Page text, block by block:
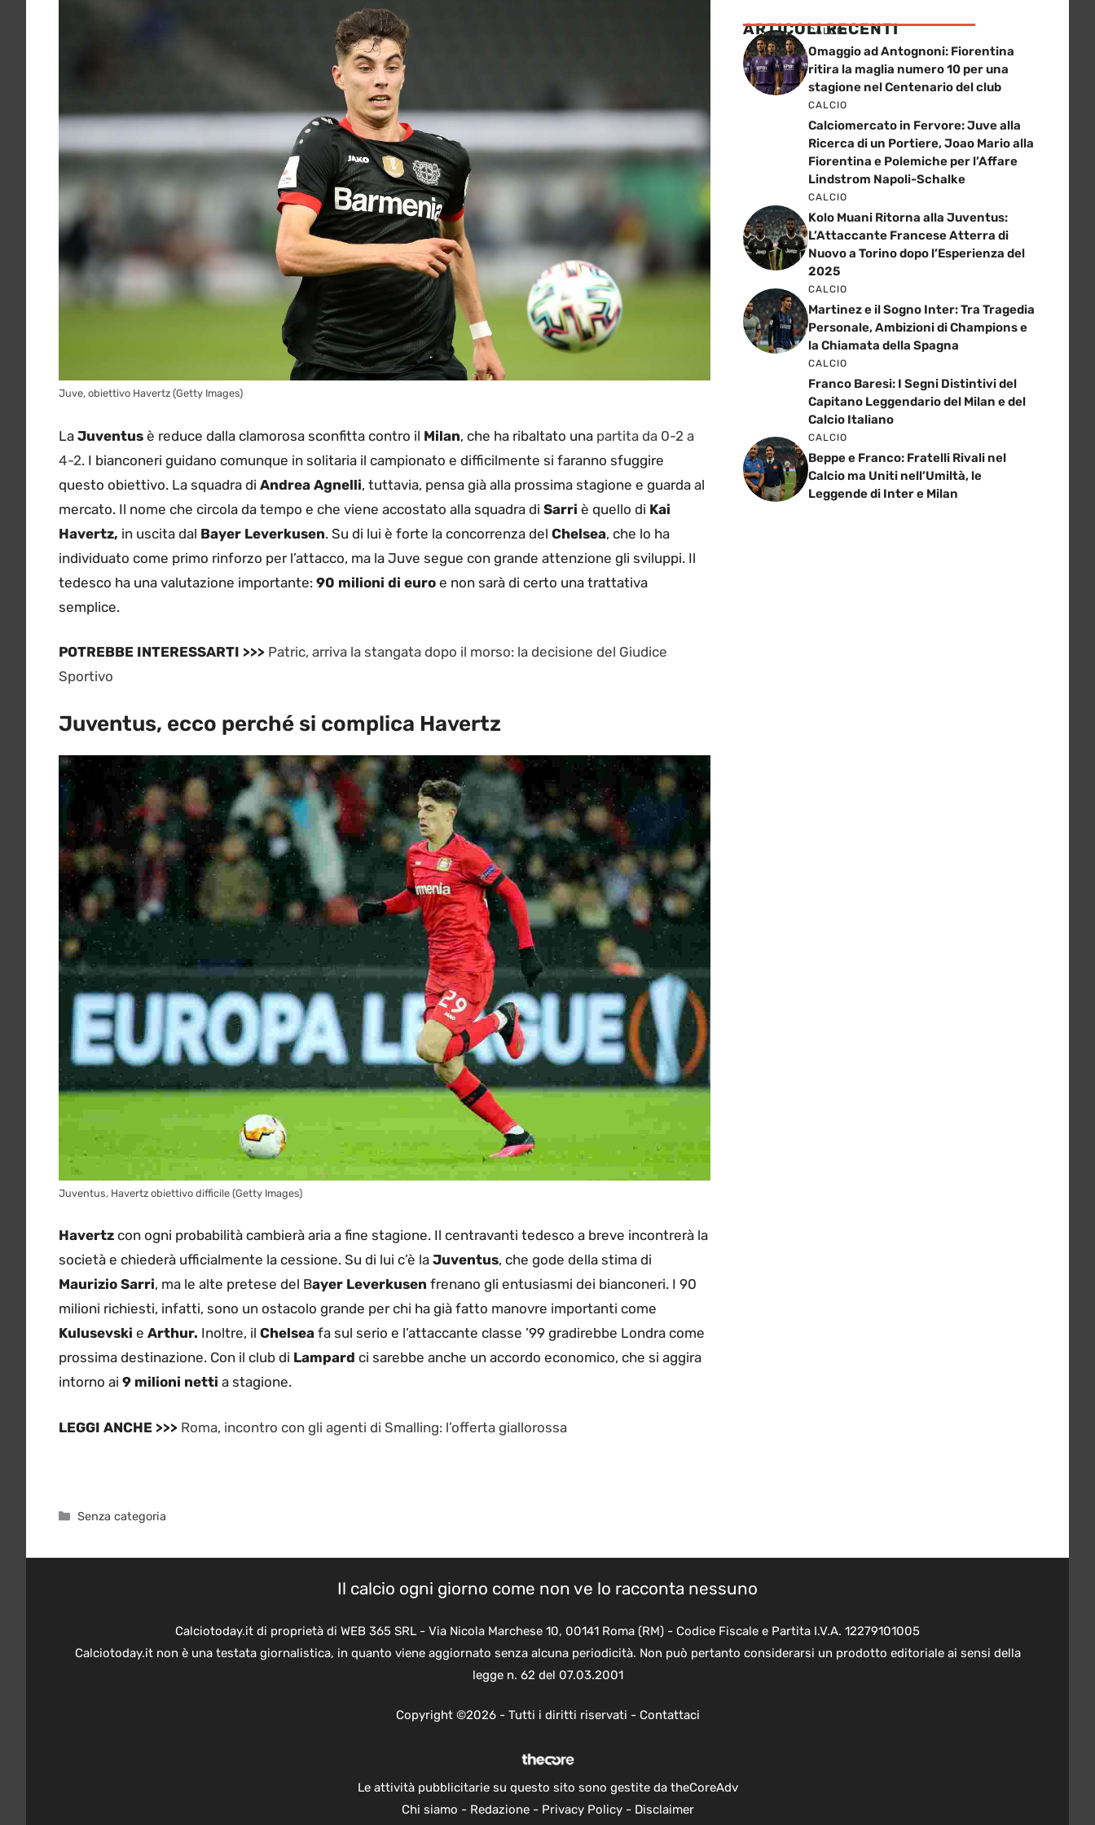
Juve, obiettivo Havertz (Getty Images)
La Juventus è reduce dalla clamorosa sconfitta contro il Milan, che ha ribaltato una partita da 0-2 a
4-2. I bianconeri guidano comunque in solitaria il campionato e difficilmente si faranno sfuggire
questo obiettivo. La squadra di Andrea Agnelli, tuttavia, pensa già alla prossima stagione e guarda al
mercato. Il nome che circola da tempo e che viene accostato alla squadra di Sarri è quello di Kai
Havertz, in uscita dal Bayer Leverkusen. Su di lui è forte la concorrenza del Chelsea, che lo ha
individuato come primo rinforzo per l’attacco, ma la Juve segue con grande attenzione gli sviluppi. Il
tedesco ha una valutazione importante: 90 milioni di euro e non sarà di certo una trattativa
semplice.
POTREBBE INTERESSARTI >>> Patric, arriva la stangata dopo il morso: la decisione del Giudice
Sportivo
Juventus, ecco perché si complica Havertz
Juventus, Havertz obiettivo difficile (Getty Images)
Havertz con ogni probabilità cambierà aria a fine stagione. Il centravanti tedesco a breve incontrerà la
società e chiederà ufficialmente la cessione. Su di lui c’è la Juventus, che gode della stima di
Maurizio Sarri, ma le alte pretese del Bayer Leverkusen frenano gli entusiasmi dei bianconeri. I 90
milioni richiesti, infatti, sono un ostacolo grande per chi ha già fatto manovre importanti come
Kulusevski e Arthur. Inoltre, il Chelsea fa sul serio e l’attaccante classe ’99 gradirebbe Londra come
prossima destinazione. Con il club di Lampard ci sarebbe anche un accordo economico, che si aggira
intorno ai 9 milioni netti a stagione.
LEGGI ANCHE >>> Roma, incontro con gli agenti di Smalling: l’offerta giallorossa
Categorie
Senza categoria
ARTICOLI RECENTI
CALCIO
Omaggio ad Antognoni: Fiorentina
ritira la maglia numero 10 per una
stagione nel Centenario del club
CALCIO
Calciomercato in Fervore: Juve alla
Ricerca di un Portiere, Joao Mario alla
Fiorentina e Polemiche per l’Affare
Lindstrom Napoli-Schalke
CALCIO
Kolo Muani Ritorna alla Juventus:
L’Attaccante Francese Atterra di
Nuovo a Torino dopo l’Esperienza del
2025
CALCIO
Martinez e il Sogno Inter: Tra Tragedia
Personale, Ambizioni di Champions e
la Chiamata della Spagna
CALCIO
Franco Baresi: I Segni Distintivi del
Capitano Leggendario del Milan e del
Calcio Italiano
CALCIO
Beppe e Franco: Fratelli Rivali nel
Calcio ma Uniti nell’Umiltà, le
Leggende di Inter e Milan
Il calcio ogni giorno come non ve lo racconta nessuno
Calciotoday.it di proprietà di WEB 365 SRL - Via Nicola Marchese 10, 00141 Roma (RM) - Codice Fiscale e Partita I.V.A. 12279101005
Calciotoday.it non è una testata giornalistica, in quanto viene aggiornato senza alcuna periodicità. Non può pertanto considerarsi un prodotto editoriale ai sensi della
legge n. 62 del 07.03.2001
Copyright ©2026 - Tutti i diritti riservati - Contattaci
Le attività pubblicitarie su questo sito sono gestite da theCoreAdv
Chi siamo - Redazione- Privacy Policy- Disclaimer